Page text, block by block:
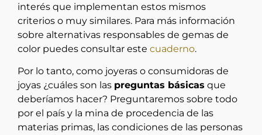
interés que implementan estos mismos
criterios o muy similares. Para más información
sobre alternativas responsables de gemas de
color puedes consultar este cuaderno.
Por lo tanto, como joyeras o consumidoras de
joyas ¿cuáles son las preguntas básicas que
deberíamos hacer? Preguntaremos sobre todo
por el país y la mina de procedencia de las
materias primas, las condiciones de las personas